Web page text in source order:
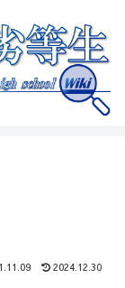
2024.12.30